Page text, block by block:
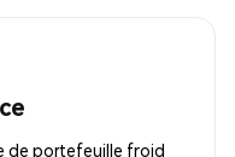
de portefeuille froid